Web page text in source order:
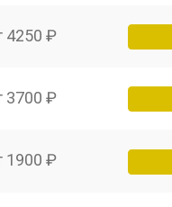
4250 ₽
3700 ₽
1900 ₽